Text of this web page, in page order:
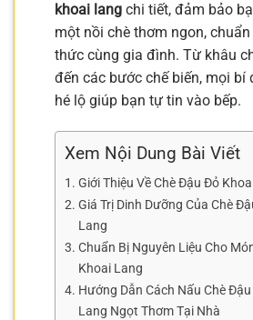
khoai lang chi tiết, đảm bảo
một nồi chè thơm ngon,
thức cùng gia đình. Từ khâu
đến các bước chế biến, mọi bí
hé lộ giúp bạn tự tin vào bếp.
Xem Nội Dung Bài Viết
Giới Thiệu Về Chè Đậu Đỏ
Giá Trị Dinh Dưỡng Của Chè
Lang
Chuẩn Bị Nguyên Liệu Cho
Khoai Lang
Hướng Dẫn Cách Nấu Chè
Lang Ngọt Thơm Tại Nhà